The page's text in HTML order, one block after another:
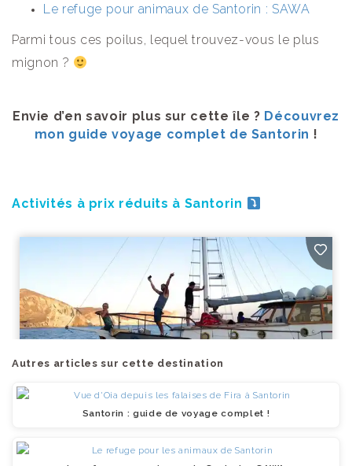
Le refuge pour animaux de Santorin : SAWA
Parmi tous ces poilus, lequel trouvez-vous le plus
mignon ?
Envie d’en savoir plus sur cette île ? Découvrez
mon guide voyage complet de Santorin !
Activités à prix réduits à Santorin
Autres articles sur cette destination
Santorin : guide de voyage complet !